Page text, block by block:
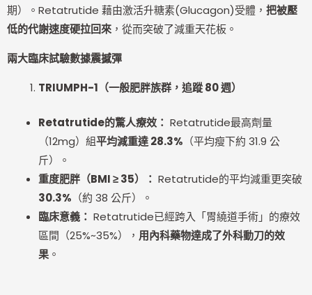
期）。Retatrutide 藉由激活升糖素(Glucagon)受體， 把被壓
低的代謝速度硬拉回來 ，從而突破了減重天花板。
兩大臨床試驗數據震撼彈
TRIUMPH-1 （一般肥胖族群，追蹤 80 週）
Retatrutide的驚人療效： Retatrutide最高劑量
（12mg）組平均減重達 28.3% （平均瘦下約 31.9 公
斤）。
重度肥胖（BMI≥35）： Retatrutide的平均減重更突破
30.3% （約 38 公斤）。
臨床意義： Retatrutide已經跨入「胃繞道手術」的療效
區間（25%~35%）， 用內科藥物達成了外科動刀的效
果 。